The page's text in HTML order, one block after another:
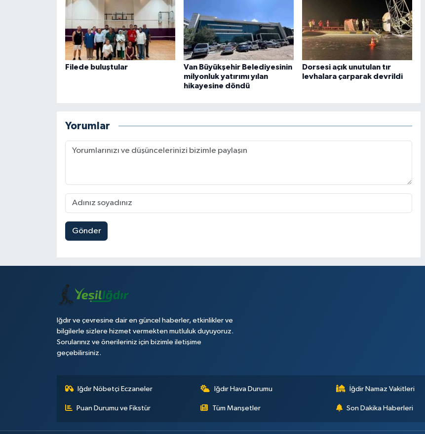
Filede buluştular
Van Büyükşehir Belediyesinin
milyonluk yatırımı yılan
hikayesine döndü
Dorsesi açık unutulan tır
levhalara çarparak devrildi
Yorumlar
Gönder
Iğdır ve çevresine dair en güncel haberler, etkinlikler ve
bilgilerle sizlere hizmet vermekten mutluluk duyuyoruz.
Sorularınız ve önerileriniz için bizimle iletişime
geçebilirsiniz.
Iğdır Nöbetçi Eczaneler Iğdır Hava Durumu İğdir Namaz Vakitleri
Puan Durumu ve Fikstür Tüm Manşetler Son Dakika Haberleri